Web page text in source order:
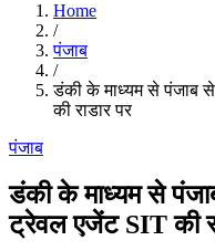
Home
/
पंजाब
/
डंकी के माध्यम से पंजाब
की राडार पर
पंजाब
डंकी के माध्यम से
ट्रेवल एजेंट SIT की